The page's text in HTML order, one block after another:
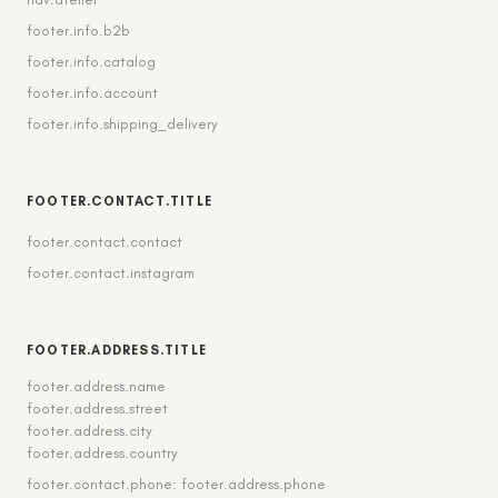
footer.info.b2b
footer.info.catalog
footer.info.account
footer.info.shipping_delivery
FOOTER.CONTACT.TITLE
footer.contact.contact
footer.contact.instagram
FOOTER.ADDRESS.TITLE
footer.address.name
footer.address.street
footer.address.city
footer.address.country
footer.contact.phone: footer.address.phone